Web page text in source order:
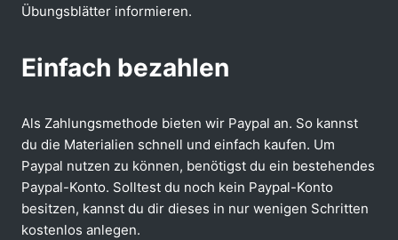
Übungsblätter informieren.
Einfach bezahlen
Als Zahlungsmethode bieten wir Paypal an. So kannst
du die Materialien schnell und einfach kaufen. Um
Paypal nutzen zu können, benötigst du ein bestehendes
Paypal-Konto. Solltest du noch kein Paypal-Konto
besitzen, kannst du dir dieses in nur wenigen Schritten
kostenlos anlegen.